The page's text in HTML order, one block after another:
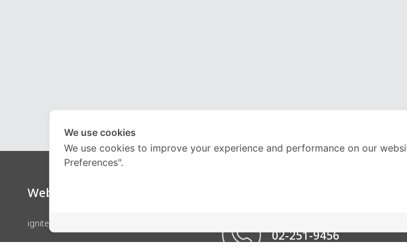
Website
ignite by OnDemand
02-251-9456
We use cookies
We use cookies to improve your experience and performance on our
Preferences".